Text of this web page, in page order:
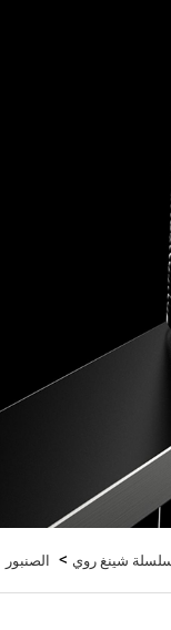
شينغ روي> الصنبور